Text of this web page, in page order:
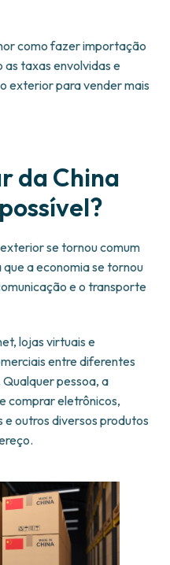
como fazer importação
as taxas envolvidas e
exterior para vender mais
da China
se tornou comum
a economia se tornou
e o transporte
lojas virtuais e
entre diferentes
pessoa, a
comprar eletrônicos,
e outros diversos produtos